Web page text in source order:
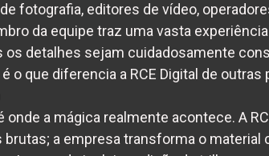
fotografia, editores de vídeo,
da equipe traz uma vasta
os detalhes sejam cuidadosamente
o que diferencia a RCE Digital de
onde a mágica realmente acontece. A
a empresa transforma o material